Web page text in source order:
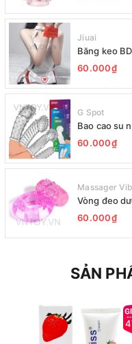
Jiuai
Băng keo
60.000₫
G Spot
Bao cao su
60.000₫
Massager
Vòng đeo
60.000₫
SẢN